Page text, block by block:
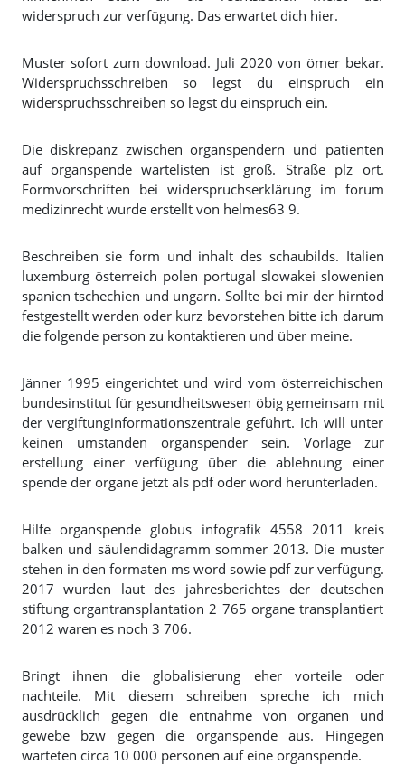
widerspruch zur verfügung. Das erwartet dich hier.
Muster sofort zum download. Juli 2020 von ömer bekar.
Widerspruchsschreiben so legst du einspruch ein
widerspruchsschreiben so legst du einspruch ein.
Die diskrepanz zwischen organspendern und patienten
auf organspende wartelisten ist groß. Straße plz ort.
Formvorschriften bei widerspruchserklärung im forum
medizinrecht wurde erstellt von helmes63 9.
Beschreiben sie form und inhalt des schaubilds. Italien
luxemburg österreich polen portugal slowakei slowenien
spanien tschechien und ungarn. Sollte bei mir der hirntod
festgestellt werden oder kurz bevorstehen bitte ich darum
die folgende person zu kontaktieren und über meine.
Jänner 1995 eingerichtet und wird vom österreichischen
bundesinstitut für gesundheitswesen öbig gemeinsam mit
der vergiftunginformationszentrale geführt. Ich will unter
keinen umständen organspender sein. Vorlage zur
erstellung einer verfügung über die ablehnung einer
spende der organe jetzt als pdf oder word herunterladen.
Hilfe organspende globus infografik 4558 2011 kreis
balken und säulendidagramm sommer 2013. Die muster
stehen in den formaten ms word sowie pdf zur verfügung.
2017 wurden laut des jahresberichtes der deutschen
stiftung organtransplantation 2 765 organe transplantiert
2012 waren es noch 3 706.
Bringt ihnen die globalisierung eher vorteile oder
nachteile. Mit diesem schreiben spreche ich mich
ausdrücklich gegen die entnahme von organen und
gewebe bzw gegen die organspende aus. Hingegen
warteten circa 10 000 personen auf eine organspende.